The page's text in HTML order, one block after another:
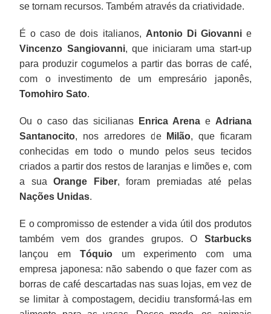
se tornam recursos. Também através da criatividade.
É o caso de dois italianos, Antonio Di Giovannie
Vincenzo Sangiovanni, que iniciaram uma start-up
para produzir cogumelos a partir das borras de café,
com o investimento de um empresário japonês,
Tomohiro Sato.
Ou o caso das sicilianas Enrica Arenae Adriana
Santanocito, nos arredores de Milão, que ficaram
conhecidas em todo o mundo pelos seus tecidos
criados a partir dos restos de laranjas e limões e, com
a suaOrange Fiber, foram premiadas até pelas
Nações Unidas.
E o compromisso de estender a vida útil dos produtos
também vem dos grandes grupos. O Starbucks
lançou em Tóquioum experimento com uma
empresa japonesa: não sabendo o que fazer com as
borras de café descartadas nas suas lojas, em vez de
se limitar à compostagem, decidiu transformá-las em